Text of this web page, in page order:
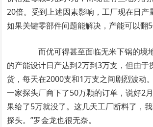
20倍。受到上述因素影响，工厂现在日产
如果关键零部件问题能解决，产能可以翻5
而优可得甚至面临无米下锅的境
的产能设计日产达到2万到3万支，但由于
货，每天在2000支和1万支之间剧烈波动
一家探头厂商下了50万颗的订单，说好2
果给了5万就没了。这几天工厂断料了，
探头。”罗金龙也很无奈。